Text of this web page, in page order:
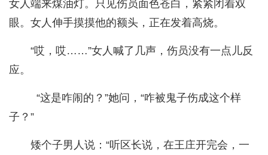
女人端来煤油灯。只见伤员面色苍白，紧紧闭着双
眼。女人伸手摸摸他的额头，正在发着高烧。
“哎，哎……”女人喊了几声，伤员没有一点儿反
应。
“这是咋闹的？”她问，“咋被鬼子伤成这个样
子？”
矮个子男人说：“听区长说，在王庄开完会，一